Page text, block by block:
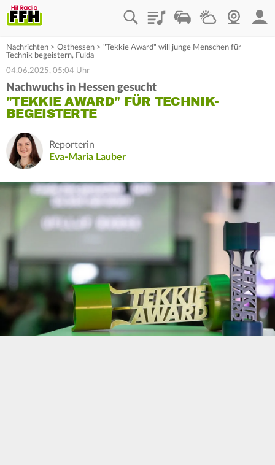
PlaylistStaupilotWetterWebcam
Nachrichten > Osthessen > "Tekkie Award" will junge Menschen für
Technik begeistern, Fulda
04.06.2025, 05:04 Uhr
Nachwuchs in Hessen gesucht
"TEKKIE AWARD" FÜR TECHNIK-
BEGEISTERTE
Reporterin
Eva-Maria Lauber